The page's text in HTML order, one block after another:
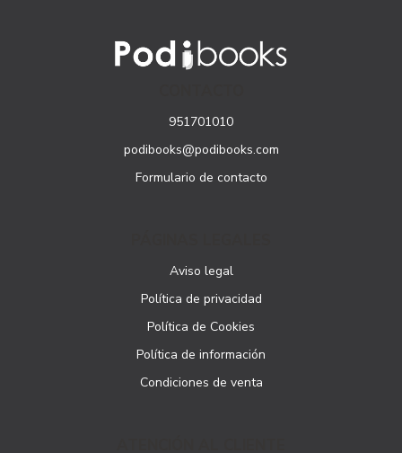
951701010
podibooks@podibooks.com
Formulario de contacto
Aviso legal
Política de privacidad
Política de Cookies
Política de información
Condiciones de venta